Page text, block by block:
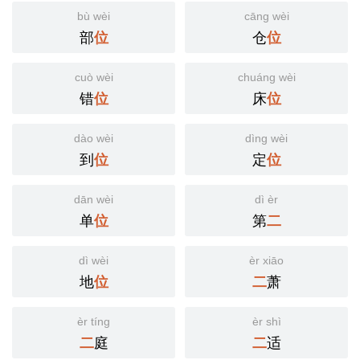
bù wèi
部位
cāng wèi
仓位
cuò wèi
错位
chuáng wèi
床位
dào wèi
到位
dìng wèi
定位
dān wèi
单位
dì èr
第二
dì wèi
地位
èr xiāo
二萧
èr tíng
二庭
èr shì
二适